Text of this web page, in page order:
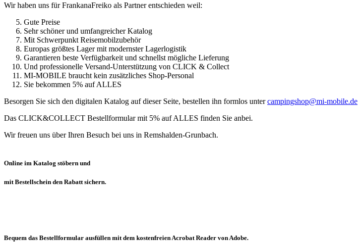
Wir haben uns für FrankanaFreiko als Partner entschieden weil:
Gute Preise
Sehr schöner und umfangreicher Katalog
Mit Schwerpunkt Reisemobilzubehör
Europas größtes Lager mit modernster Lagerlogistik
Garantieren beste Verfügbarkeit und schnellst mögliche Lieferung
Und professionelle Versand-Unterstützung von CLICK & Collect
MI-MOBILE braucht kein zusätzliches Shop-Personal
Sie bekommen 5% auf ALLES
Besorgen Sie sich den digitalen Katalog auf dieser Seite, bestellen ihn formlos untercampingshop@mi-mobile.de
Das CLICK&COLLECT Bestellformular mit 5% auf ALLES finden Sie anbei.
Wir freuen uns über Ihren Besuch bei uns in Remshalden-Grunbach.
Online im Katalog stöbern und
mit Bestellschein den Rabatt sichern.
Bequem das Bestellformular ausfüllen mit dem kostenfreien Acrobat Reader von Adobe.